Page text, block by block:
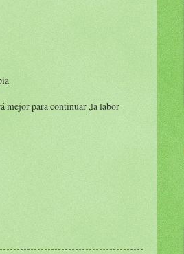
mejor para continuar ,la labor